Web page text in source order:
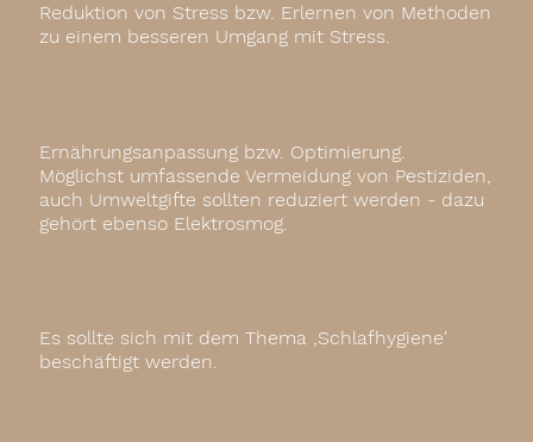
Reduktion von Stress bzw. Erlernen von Methoden
zu einem besseren Umgang mit Stress.
Ernährungsanpassung bzw. Optimierung.
Möglichst umfassende Vermeidung von Pestiziden,
auch Umweltgifte sollten reduziert werden - dazu
gehört ebenso Elektrosmog.
Es sollte sich mit dem Thema ,Schlafhygiene'
beschäftigt werden.